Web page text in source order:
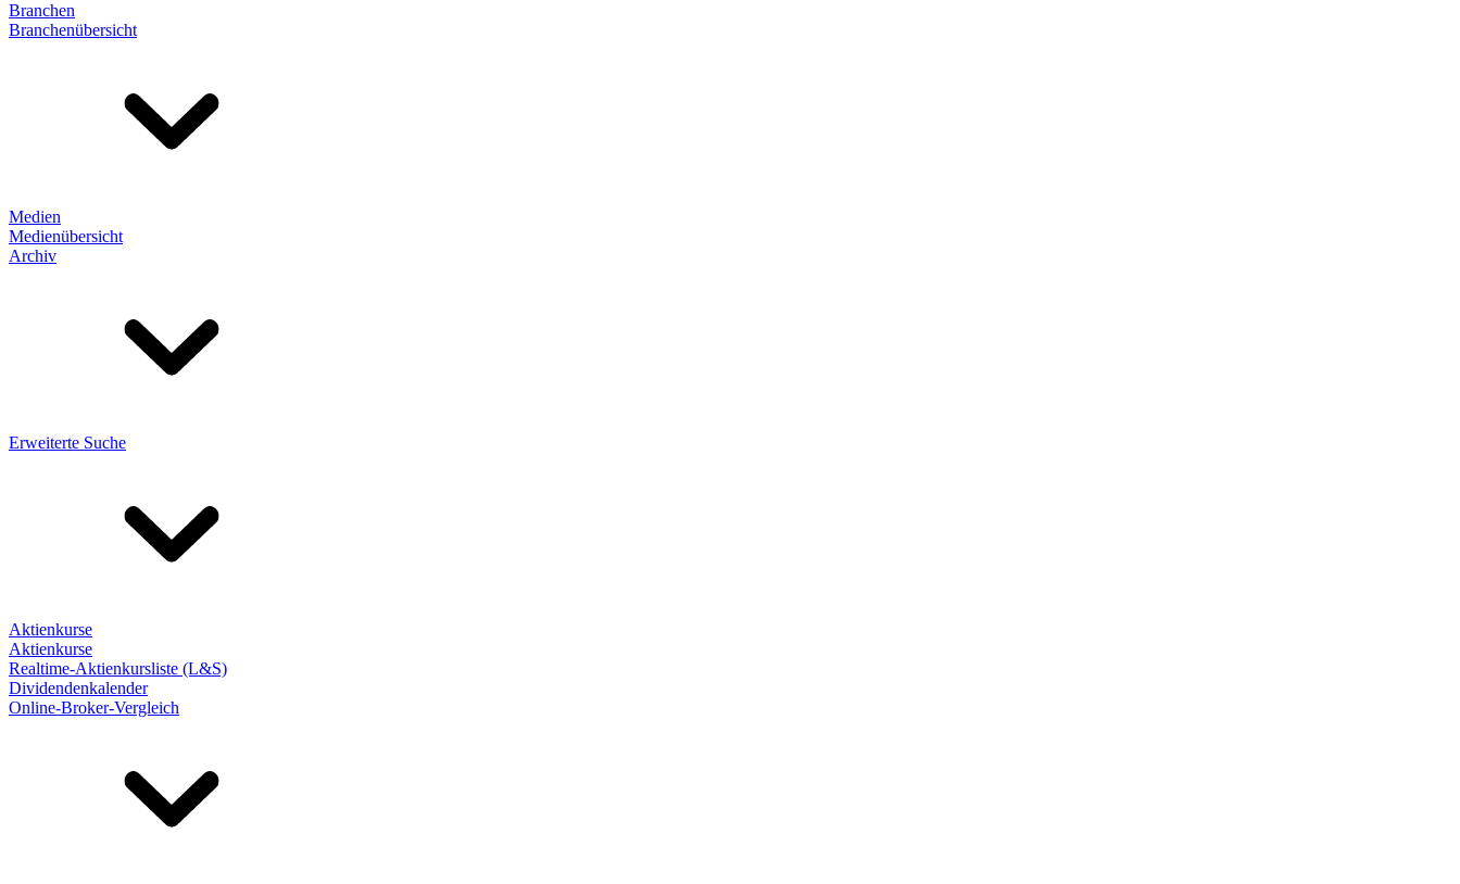
Branchen
Branchenübersicht
Medien
Medienübersicht
Archiv
Erweiterte Suche
Aktienkurse
Aktienkurse
Realtime-Aktienkursliste (L&S)
Dividendenkalender
Online-Broker-Vergleich